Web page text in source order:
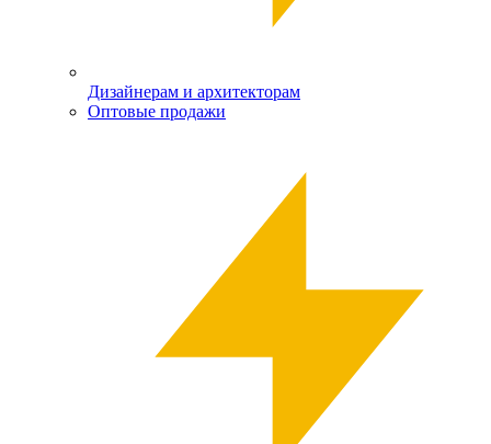
Дизайнерам и архитекторам
Оптовые продажи